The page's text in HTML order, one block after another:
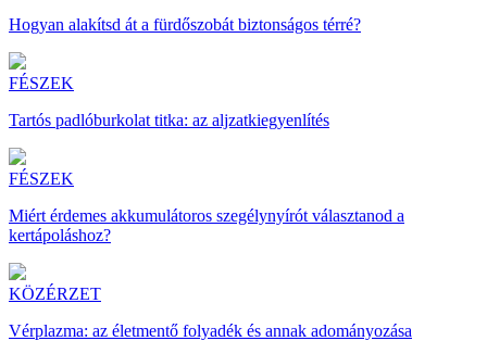
Hogyan alakítsd át a fürdőszobát biztonságos térré?
FÉSZEK
Tartós padlóburkolat titka: az aljzatkiegyenlítés
FÉSZEK
Miért érdemes akkumulátoros szegélynyírót választanod a
kertápoláshoz?
KÖZÉRZET
Vérplazma: az életmentő folyadék és annak adományozása